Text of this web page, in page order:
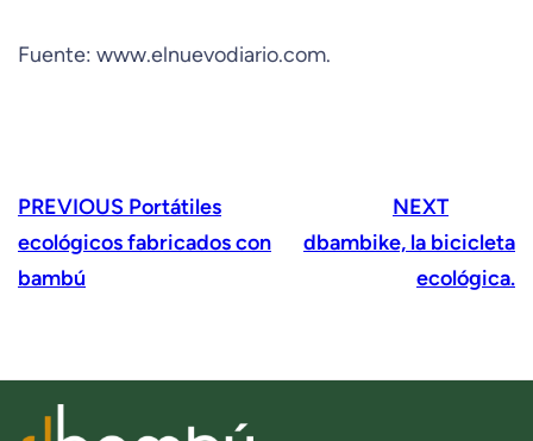
Fuente: www.elnuevodiario.com.
PREVIOUS Portátiles
ecológicos fabricados con
bambú
NEXT
dbambike, la bicicleta
ecológica.